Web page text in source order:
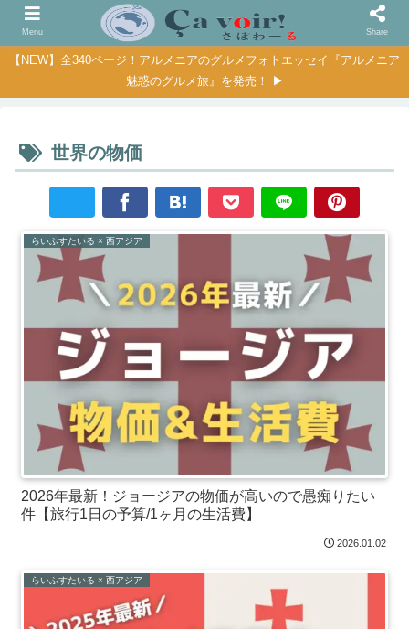
【NEW】全340ページ！アルメニアのグルメフォトエッセイ『アルメニア
魅惑のグルメ旅』を発売！ ▶
世界の物価
らいふすたいる × 西アジア
2026年最新！ジョージアの物価が高いので愚痴りたい
件【旅行1日の予算/1ヶ月の生活費】
2026.01.02
らいふすたいる × 西アジア
Menu Share